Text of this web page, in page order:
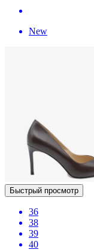
New
Быстрый просмотр
36
38
39
40